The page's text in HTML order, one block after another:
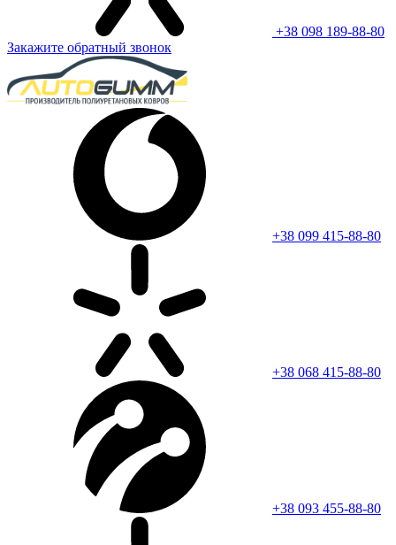
+38 098 189-88-80
Закажите обратный звонок
+38 099 415-88-80
+38 068 415-88-80
+38 093 455-88-80